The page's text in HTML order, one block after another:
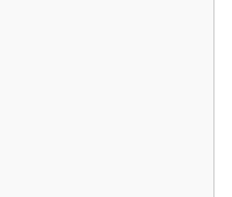
en is
betalende voorkeur bij
villa's hebben een
artikel bijboeken.
net als alle
U dient evt. zelf een